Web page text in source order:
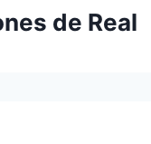
de Real